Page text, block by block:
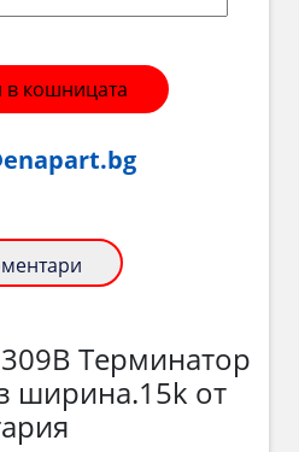
кошницата
Терминатор
ширина.15k от